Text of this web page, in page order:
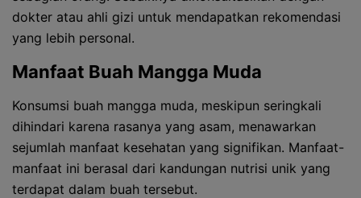
dokter atau ahli gizi untuk mendapatkan rekomendasi
yang lebih personal.
Manfaat Buah Mangga Muda
Konsumsi buah mangga muda, meskipun seringkali
dihindari karena rasanya yang asam, menawarkan
sejumlah manfaat kesehatan yang signifikan. Manfaat-
manfaat ini berasal dari kandungan nutrisi unik yang
terdapat dalam buah tersebut.